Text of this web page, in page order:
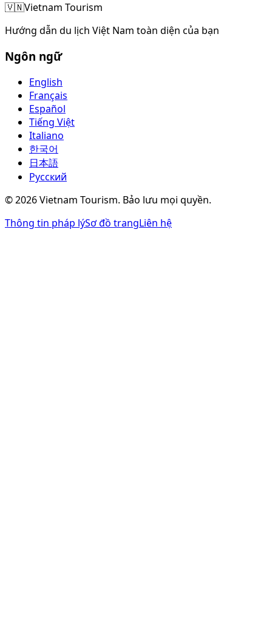
🇻🇳Vietnam Tourism
Hướng dẫn du lịch Việt Nam toàn diện của bạn
Ngôn ngữ
English
Français
Español
Tiếng Việt
Italiano
한국어
日本語
Русский
©2026Vietnam Tourism. Bảo lưu mọi quyền.
Thông tin pháp lýSơ đồ trangLiên hệ